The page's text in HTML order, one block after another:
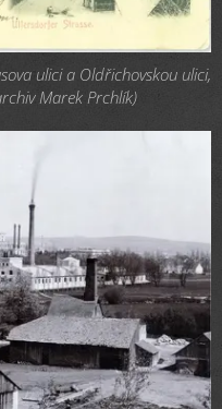
ulici a Oldřichovskou ulici,
Marek Prchlík)